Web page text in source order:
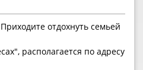
отдохнуть семьей
располагается по адресу